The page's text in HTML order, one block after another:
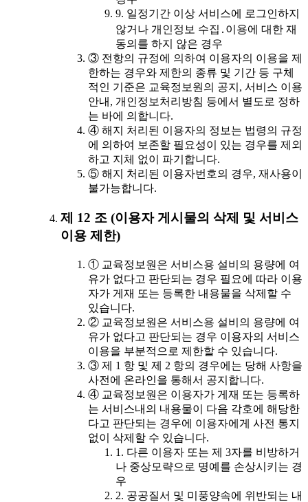
9. 일정기간 이상 서비스에 로그인하지
않거나 개인정보 수집․이용에 대한 재
동의를 하지 않은 경우
③ 전항의 규정에 의하여 이용자의 이용을 제
한하는 경우와 제한의 종류 및 기간 등 구체
적인 기준은 교육정보원의 공지, 서비스 이용
안내, 개인정보처리방침 등에서 별도로 정하
는 바에 의합니다.
④ 해지 처리된 이용자의 정보는 법령의 규정
에 의하여 보존할 필요성이 있는 경우를 제외
하고 지체 없이 파기합니다.
⑤ 해지 처리된 이용자번호의 경우, 재사용이
불가능합니다.
제 12 조 (이용자 게시물의 삭제 및 서비스
이용 제한)
① 교육정보원은 서비스용 설비의 용량에 여
유가 없다고 판단되는 경우 필요에 따라 이용
자가 게재 또는 등록한 내용물을 삭제할 수
있습니다.
② 교육정보원은 서비스용 설비의 용량에 여
유가 없다고 판단되는 경우 이용자의 서비스
이용을 부분적으로 제한할 수 있습니다.
③ 제 1 항 및 제 2 항의 경우에는 당해 사항을
사전에 온라인을 통해서 공지합니다.
④ 교육정보원은 이용자가 게재 또는 등록하
는 서비스내의 내용물이 다음 각호에 해당한
다고 판단되는 경우에 이용자에게 사전 통지
없이 삭제할 수 있습니다.
1. 다른 이용자 또는 제 3자를 비방하거
나 중상모략으로 명예를 손상시키는 경
우
2. 공공질서 및 미풍양속에 위반되는 내